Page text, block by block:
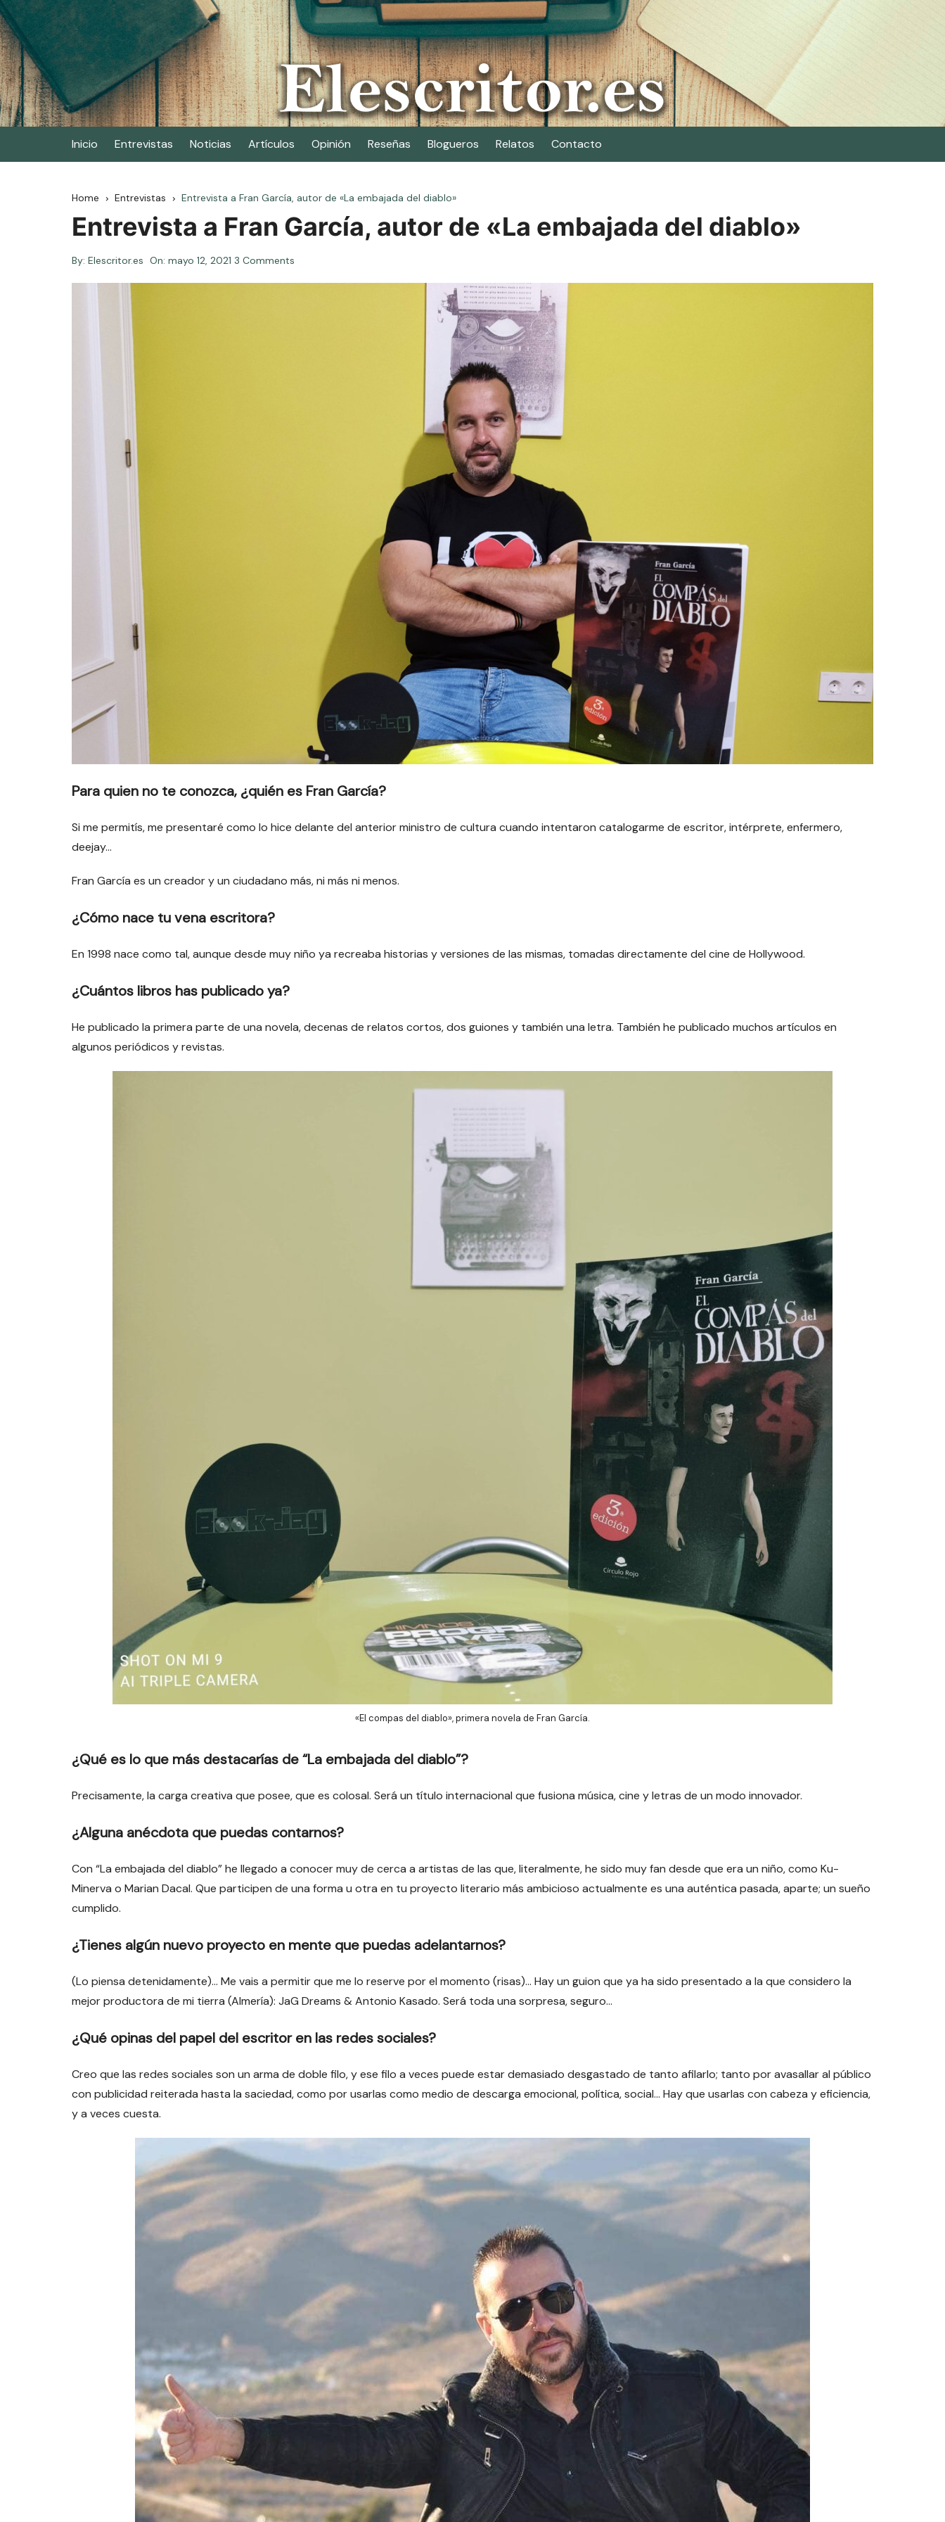
Skip
to
content
Elescritor.es
El periódico digital de los escritores
Inicio Entrevistas Noticias Artículos Opinión Reseñas Blogueros Relatos Contacto
Home Entrevistas Entrevista a Fran García, autor de «La embajada del diablo»
Entrevista a Fran García, autor de «La embajada del diablo»
By: Elescritor.es On: mayo 12, 2021 3 Comments
Para quien no te conozca, ¿quién es Fran García?
Si me permitís, me presentaré como lo hice delante del anterior ministro de cultura cuando intentaron catalogarme de escritor, intérprete, enfermero,
deejay…
Fran García es un creador y un ciudadano más, ni más ni menos.
¿Cómo nace tu vena escritora?
En 1998 nace como tal, aunque desde muy niño ya recreaba historias y versiones de las mismas, tomadas directamente del cine de Hollywood.
¿Cuántos libros has publicado ya?
He publicado la primera parte de una novela, decenas de relatos cortos, dos guiones y también una letra. También he publicado muchos artículos en
algunos periódicos y revistas.
«El compas del diablo», primera novela de Fran García.
¿Qué es lo que más destacarías de “La embajada del diablo”?
Precisamente, la carga creativa que posee, que es colosal. Será un título internacional que fusiona música, cine y letras de un modo innovador.
¿Alguna anécdota que puedas contarnos?
Con “La embajada del diablo” he llegado a conocer muy de cerca a artistas de las que, literalmente, he sido muy fan desde que era un niño, como Ku-
Minerva o Marian Dacal. Que participen de una forma u otra en tu proyecto literario más ambicioso actualmente es una auténtica pasada, aparte; un sueño
cumplido.
¿Tienes algún nuevo proyecto en mente que puedas adelantarnos?
(Lo piensa detenidamente)… Me vais a permitir que me lo reserve por el momento (risas)… Hay un guion que ya ha sido presentado a la que considero la
mejor productora de mi tierra (Almería): JaG Dreams & Antonio Kasado. Será toda una sorpresa, seguro…
¿Qué opinas del papel del escritor en las redes sociales?
Creo que las redes sociales son un arma de doble filo, y ese filo a veces puede estar demasiado desgastado de tanto afilarlo; tanto por avasallar al público
con publicidad reiterada hasta la saciedad, como por usarlas como medio de descarga emocional, política, social… Hay que usarlas con cabeza y eficiencia,
y a veces cuesta.